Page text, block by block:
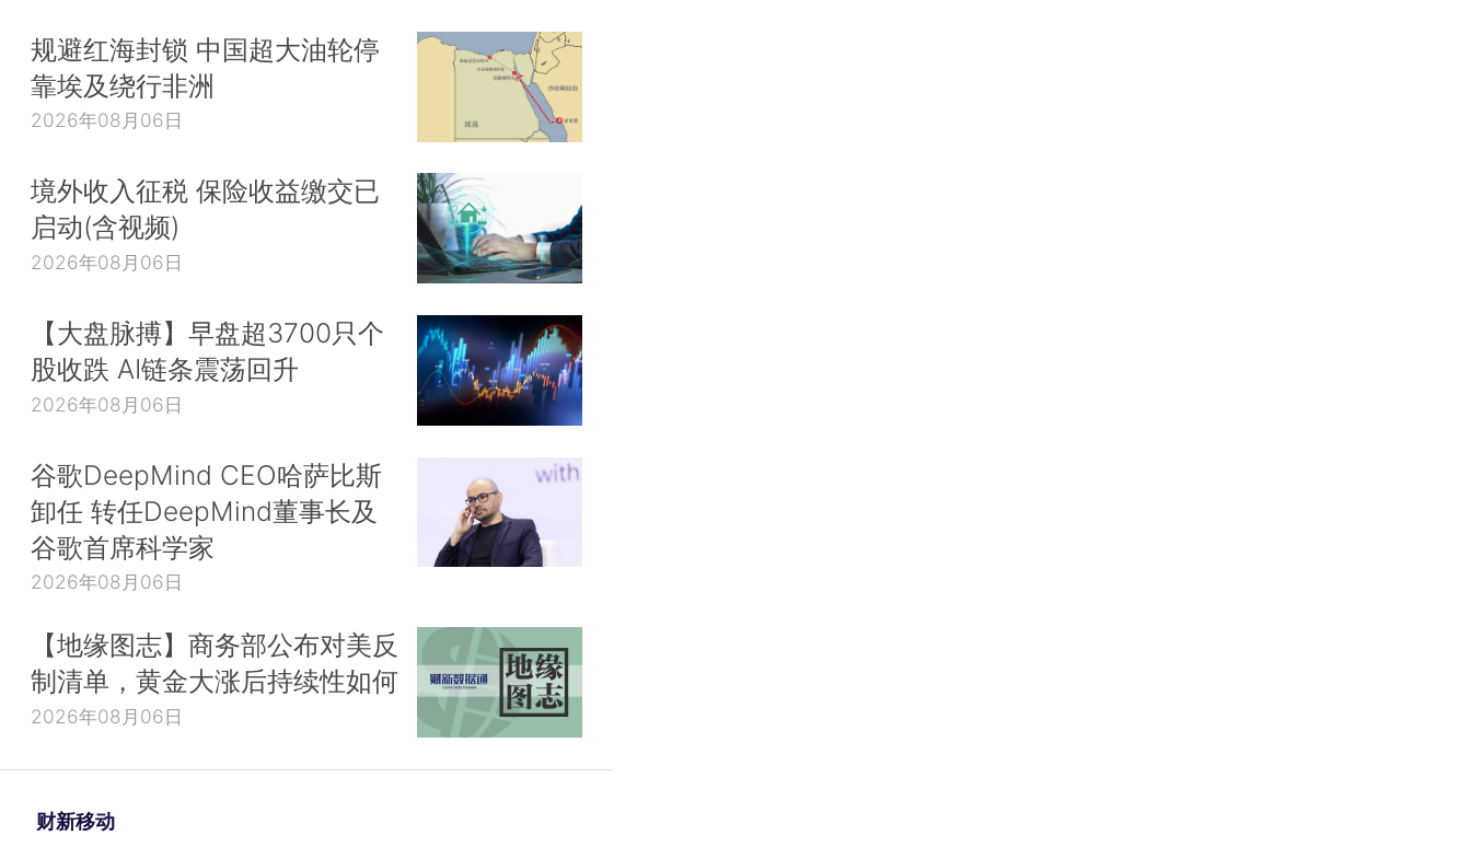
规避红海封锁 中国超大油轮停
靠埃及绕行非洲
2026年08月06日
境外收入征税 保险收益缴交已
启动(含视频)
2026年08月06日
【大盘脉搏】早盘超3700只个
股收跌 AI链条震荡回升
2026年08月06日
谷歌DeepMind CEO哈萨比斯
卸任 转任DeepMind董事长及
谷歌首席科学家
2026年08月06日
【地缘图志】商务部公布对美反
制清单，黄金大涨后持续性如何
2026年08月06日
财新移动